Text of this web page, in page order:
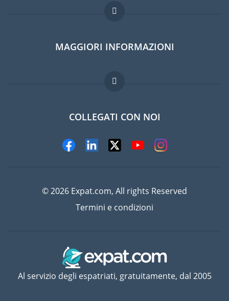
Forum per expat
Guida per expat
Lavori all'estero
MAGGIORI INFORMAZIONI
Domande frequenti
COLLEGATI CON NOI
© 2026 Expat.com, All rights Reserved
Termini e condizioni
Al servizio degli espatriati, gratuitamente, dal 2005